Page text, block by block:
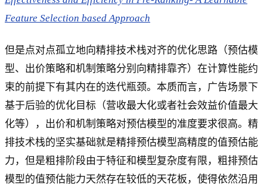
Feature Selection based Approach
但是点对点孤立地向精排技术栈对齐的优化思路（预估模
型、出价策略和机制策略分别向精排靠齐）在计算性能约
束的前提下有其内在的迭代瓶颈。本质而言，广告场景下
基于后验的优化目标（营收最大化或者社会效益价值最大
化等），出价和机制策略对预估模型的准度要求很高。精
排技术栈的坚实基础就是精排预估模型高精度的值预估能
力，但是粗排阶段由于特征和模型复杂度有限，粗排预估
模型的值预估能力天然存在较低的天花板，使得依然沿用